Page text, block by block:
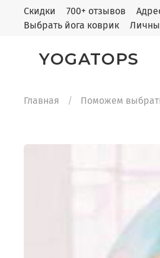
Скидки 700+ отзывов
Выбрать йога коврик
YOGATOPS
Главная Поможем